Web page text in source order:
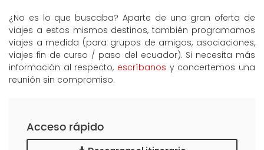
¿No es lo que buscaba? Aparte de una gran oferta de
viajes a estos mismos destinos, también programamos
viajes a medida (para grupos de amigos, asociaciones,
viajes fin de curso / paso del ecuador). Si necesita más
información al respecto, escríbanos y concertemos una
reunión sin compromiso.
Acceso rápido